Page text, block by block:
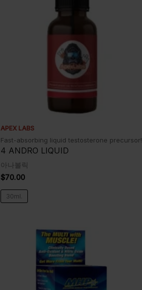
APEX LABS
Fast-absorbing liquid testosterone precursor!
4 ANDRO LIQUID
아나볼릭
$70.00
30ml.